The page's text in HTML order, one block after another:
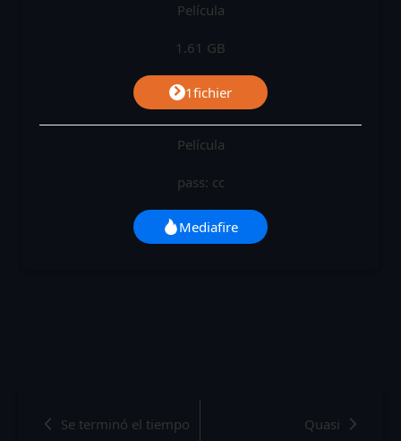
Película
1.61 GB
1fichier
Película
pass: cc
Mediafire
Se terminó el tiempo Quasi